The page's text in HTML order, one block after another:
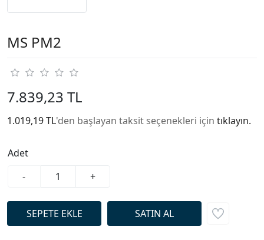
MS PM2
7.839,23 TL
1.019,19 TL'den başlayan taksit seçenekleri için tıklayın.
Adet
-
+